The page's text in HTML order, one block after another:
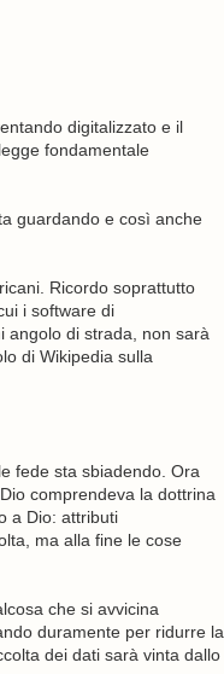
digitalizzato e il
fondamentale
guardando e così anche
Ricordo soprattutto
i software di
angolo di strada, non sarà
di Wikipedia sulla
fede sta sbiadendo. Ora
comprendeva la dottrina
a Dio: attributi
ma alla fine le cose
che si avvicina
duramente per ridurre la
dei dati sarà vinta dallo